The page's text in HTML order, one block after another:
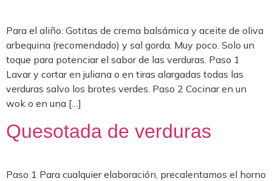
Para el aliño: Gotitas de crema balsámica y aceite de oliva
arbequina (recomendado) y sal gorda. Muy poco. Solo un
toque para potenciar el sabor de las verduras. Paso 1
Lavar y cortar en juliana o en tiras alargadas todas las
verduras salvo los brotes verdes. Paso 2 Cocinar en un
wok o en una […]
Quesotada de verduras
Paso 1 Para cualquier elaboración, precalentamos el horno